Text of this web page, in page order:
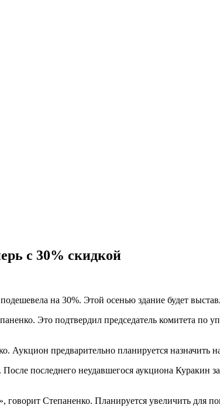
с 30% скидкой
на 30%. Этой осенью здание будет
Это подтвердил председатель комитета
Аукцион предварительно планируется назначить
последнего неудавшегося аукциона Куракин
Степаненко. Планируется увеличить для